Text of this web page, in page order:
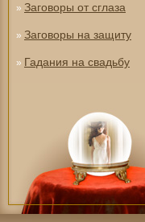
» Заговоры от сглаза
» Заговоры на защиту
» Гадания на свадьбу